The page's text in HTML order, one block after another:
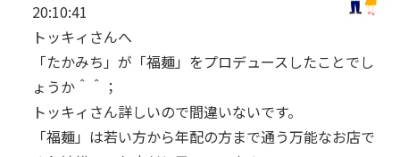
20:10:41
トッキィさんへ
「たかみち」が「福麺」をプロデュースしたことでし
ょうか＾＾；
トッキィさん詳しいので間違いないです。
「福麺」は若い方から年配の方まで通う万能なお店で